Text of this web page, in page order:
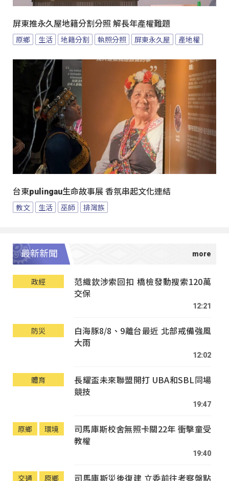
屏東推永久屋地籍分割分照 解長年產權難題
原鄉 生活 地籍分割 執照分照 屏東永久屋 產地權
台東pulingau生命故事展 香氛串起文化連結
教文 生活 巫師 排灣族
最新新聞
政經
范織欽涉索回扣 橋檢發動搜索120萬
交保
12:21
防災
白海豚8/8、9離台最近 北部戒備強風
大雨
12:02
體育
長耀盃未來聯盟開打 UBA和SBL同場
競技
19:47
原鄉 環境
司馬庫斯校舍無照卡關22年 衝擊童受
教權
19:40
交通 原鄉 司馬庫斯災後復建 立委前往考察盤點